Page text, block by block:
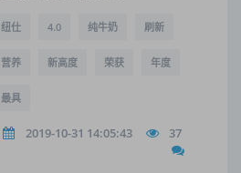
纽仕 4.0 纯牛奶 刷新
营养 新高度 荣获 年度
最具
2019-10-31 14:05:43 37